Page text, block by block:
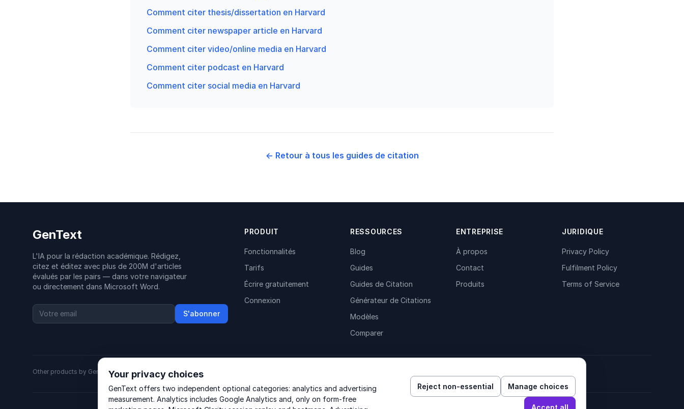
Comment citer thesis/dissertation en Harvard
Comment citer newspaper article en Harvard
Comment citer video/online media en Harvard
Comment citer podcast en Harvard
Comment citer social media en Harvard
← Retour à tous les guides de citation
GenText
L'IA pour la rédaction académique. Rédigez,
citez et éditez avec plus de 200M d'articles
évalués par les pairs — dans votre navigateur
ou directement dans Microsoft Word.
S'abonner
PRODUIT
Fonctionnalités
Tarifs
Écrire gratuitement
Connexion
RESSOURCES
Blog
Guides
Guides de Citation
Générateur de Citations
Modèles
Comparer
ENTREPRISE
À propos
Contact
Produits
JURIDIQUE
Privacy Policy
Fulfilment Policy
Terms of Service
Other products by GenText Group:LexDraft ·MentalNote
Your privacy choices
GenText offers two independent optional categories: analytics and advertising
measurement. Analytics includes Google Analytics and, only on form-free
Reject non-essential Manage choices
Accept all